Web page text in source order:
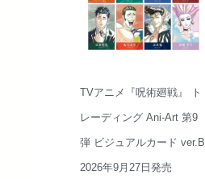
TVアニメ『呪術廻戦』 ト
レーディング Ani-Art 第9
弾 ビジュアルカード ver.B
2026年9月27日発売